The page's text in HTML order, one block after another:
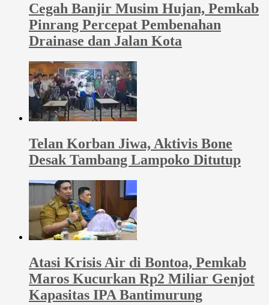
Cegah Banjir Musim Hujan, Pemkab
Pinrang Percepat Pembenahan
Drainase dan Jalan Kota
Telan Korban Jiwa, Aktivis Bone
Desak Tambang Lampoko Ditutup
Atasi Krisis Air di Bontoa, Pemkab
Maros Kucurkan Rp2 Miliar Genjot
Kapasitas IPA Bantimurung